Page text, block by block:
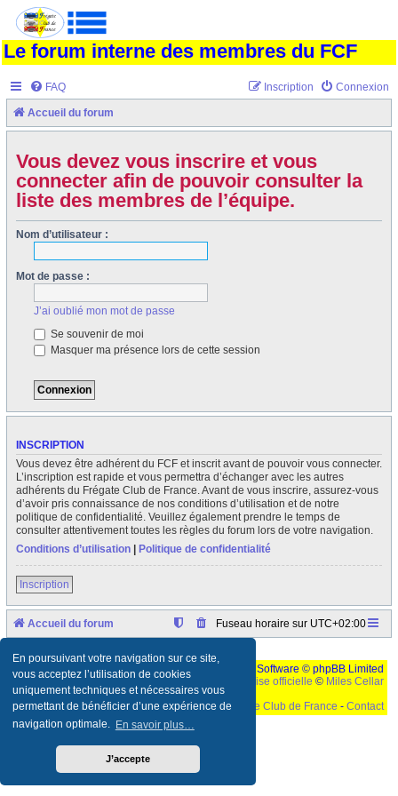
En poursuivant votre navigation sur ce site,
vous acceptez l’utilisation de cookies
uniquement techniques et nécessaires vous
permettant de bénéficier d’une expérience de
navigation optimale. En savoir plus…
J’accepte
Le forum interne des membres du FCF
FAQ Connexion
Inscription
Accueil du forum
Vous devez vous inscrire et vous
connecter afin de pouvoir consulter la
liste des membres de l’équipe.
Nom d’utilisateur :
Mot de passe :
J’ai oublié mon mot de passe
Se souvenir de moi
Masquer ma présence lors de cette session
INSCRIPTION
Vous devez être adhérent du FCF et inscrit avant de pouvoir vous connecter.
L’inscription est rapide et vous permettra d’échanger avec les autres
adhérents du Frégate Club de France. Avant de vous inscrire, assurez-vous
d’avoir pris connaissance de nos conditions d’utilisation et de notre
politique de confidentialité. Veuillez également prendre le temps de
consulter attentivement toutes les règles du forum lors de votre navigation.
Conditions d’utilisation
Politique de confidentialité
Inscription
Accueil du forum Fuseau horaire sur UTC+02:00
Développé parphpBB
® Forum Software © phpBB Limited
Traduction française officielle © Miles Cellar
©Le Frégate Club de France - Contact
Ceci est un texte de remplissage qui n'a pour but que forcer l'elargissement de la div page...
parametres d'affichage pas defaut de votre navigateur" faut bien trouver des paliatifs !